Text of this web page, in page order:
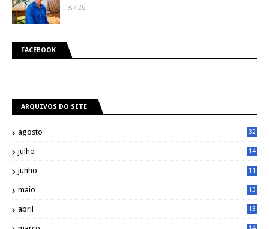
9.7.26
FACEBOOK
ARQUIVOS DO SITE
agosto 32
julho
14
junho
11
maio
13
abril
13